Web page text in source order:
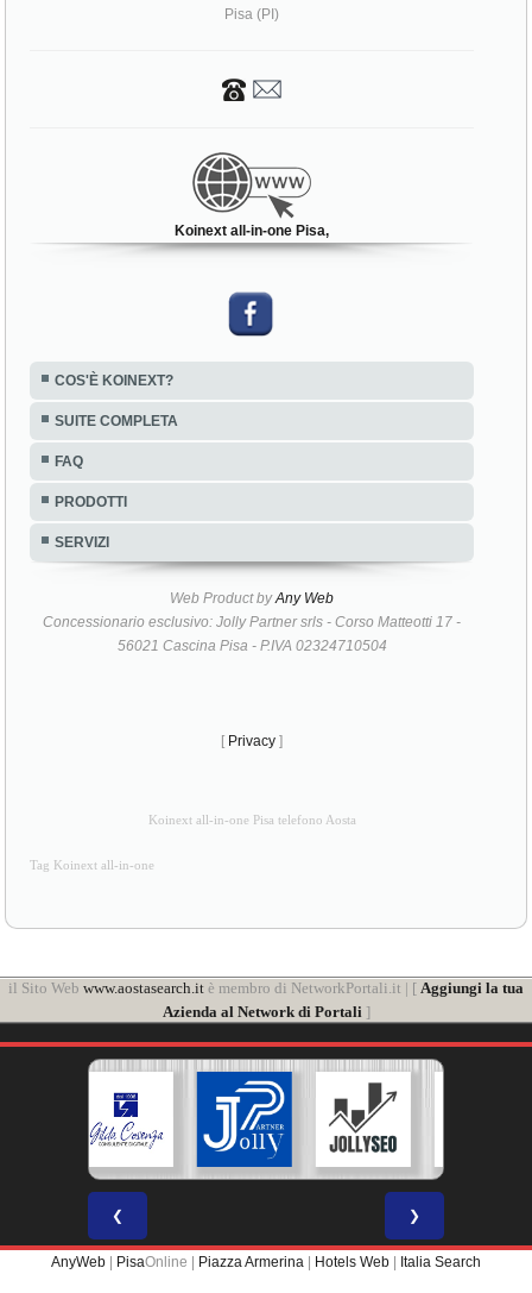
Pisa (PI)
Koinext all-in-one Pisa,
COS'È KOINEXT?
SUITE COMPLETA
FAQ
PRODOTTI
SERVIZI
Web Product byAny Web
Concessionario esclusivo: Jolly Partner srls - Corso Matteotti 17 -
56021 Cascina Pisa - P.IVA 02324710504
[ Privacy ]
Koinext all-in-one Pisa telefono Aosta
Tag Koinext all-in-one
il Sito Web www.aostasearch.it è membro di NetworkPortali.it | [ Aggiungi la tua
Azienda al Network di Portali ]
❮ ❯
AnyWeb | PisaOnline | Piazza Armerina | Hotels Web | Italia Search